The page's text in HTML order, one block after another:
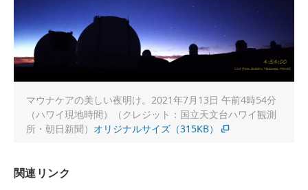
マウナケアの美しい夜明け。2021年7月13日 午前4時54分
（ハワイ現地時間）（クレジット：国立天文台ハワイ観測
所・朝日新聞） オリジナルサイズ（315KB）
関連リンク